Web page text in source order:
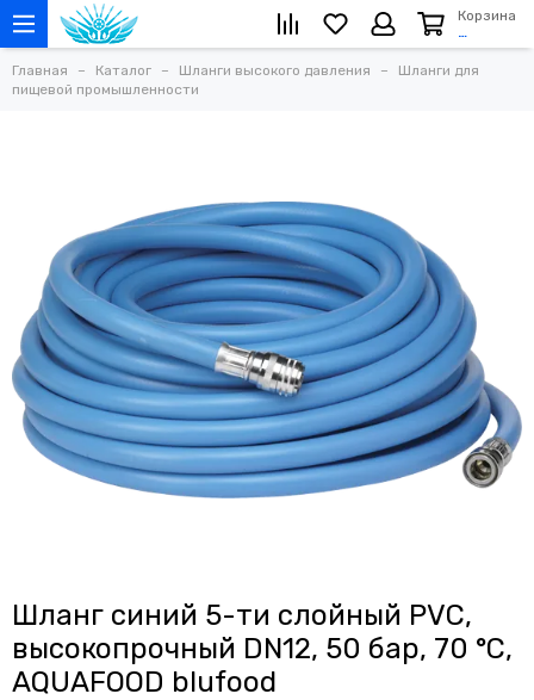
Корзина
…
Главная Каталог Шланги высокого давления
Шланги для
пищевой промышленности
Шланг синий 5-ти слойный PVC,
высокопрочный DN12, 50 бар, 70 °C,
AQUAFOOD blufood